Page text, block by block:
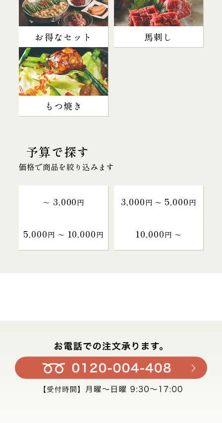
お得なセット 馬刺し
もつ焼き
予算で探す
価格で商品を絞り込みます
～ 3,000円 3,000円 〜 5,000円
5,000円 〜 10,000円 10,000円 〜